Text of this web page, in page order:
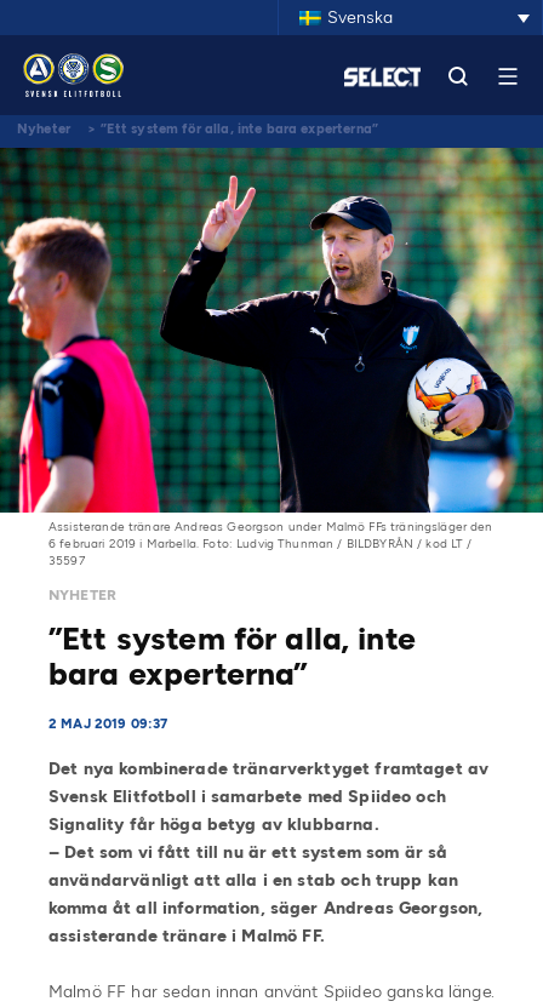
Svenska
Nyheter > ”Ett system för alla, inte bara experterna”
Assisterande tränare Andreas Georgson under Malmö FFs träningsläger den
6 februari 2019 i Marbella. Foto: Ludvig Thunman / BILDBYRÅN / kod LT /
35597
NYHETER
”Ett system för alla, inte
bara experterna”
2 MAJ 2019 09:37
Det nya kombinerade tränarverktyget framtaget av
Svensk Elitfotboll i samarbete med Spiideo och
Signality får höga betyg av klubbarna.
– Det som vi fått till nu är ett system som är så
användarvänligt att alla i en stab och trupp kan
komma åt all information, säger Andreas Georgson,
assisterande tränare i Malmö FF.
Malmö FF har sedan innan använt Spiideo ganska länge.